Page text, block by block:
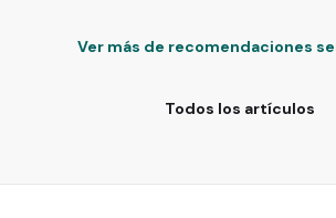
Ver más de recomendaciones
Todos los artículos